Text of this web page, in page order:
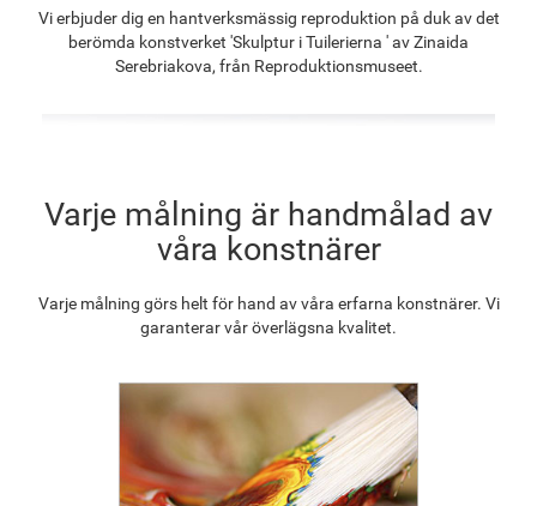
1 320.20kr 1 025.32kr 1 478.30kr 1 330.75kr
Vi erbjuder dig en hantverksmässig reproduktion på duk av det
berömda konstverket 'Skulptur i Tuilerierna ' av Zinaida
Serebriakova, från Reproduktionsmuseet.
Varje målning är handmålad av
våra konstnärer
Varje målning görs helt för hand av våra erfarna konstnärer. Vi
garanterar vår överlägsna kvalitet.